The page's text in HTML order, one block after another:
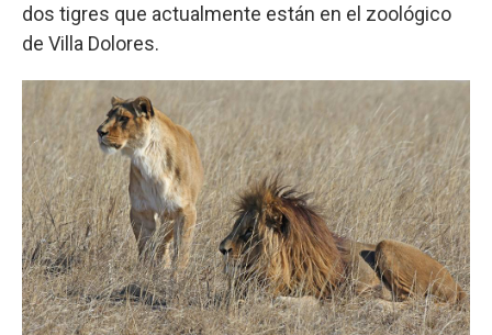
dos tigres que actualmente están en el zoológico
de Villa Dolores.